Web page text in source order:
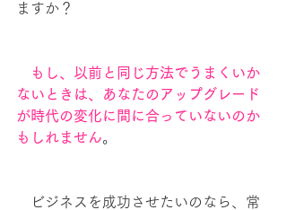
ますか？
もし、以前と同じ方法でうまくいか
ないときは、あなたのアップグレード
が時代の変化に間に合っていないのか
もしれません。
ビジネスを成功させたいのなら、常